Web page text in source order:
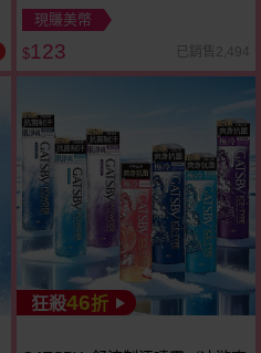
現賺美幣
$123 已銷售2,494
狂殺46折